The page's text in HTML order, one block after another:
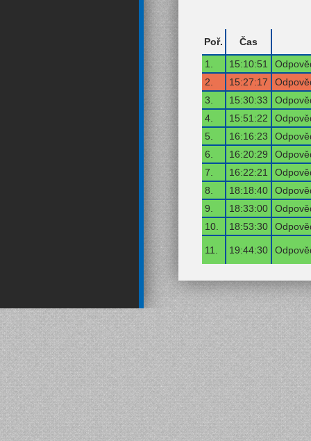
Poř.
Čas
1.
15:10:51
2.
15:27:17
3.
15:30:33
4.
15:51:22
5.
16:16:23
6.
16:20:29
7.
16:22:21
8.
18:18:40
9.
18:33:00
10.
18:53:30
11. 19:44:30